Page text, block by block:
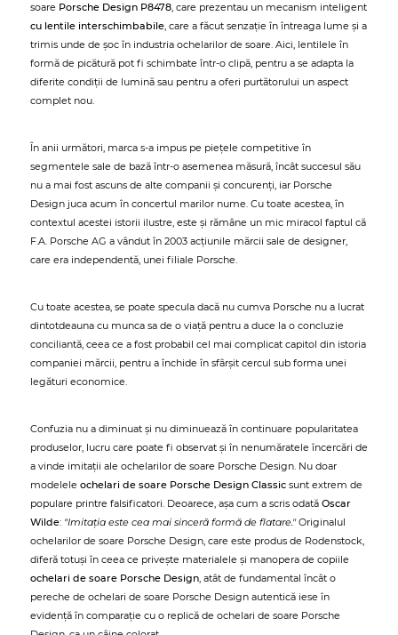
soare Porsche Design P8478, care prezentau un mecanism inteligent
cu lentile interschimbabile, care a făcut senzație în întreaga lume și a
trimis unde de șoc în industria ochelarilor de soare. Aici, lentilele în
formă de picătură pot fi schimbate într-o clipă, pentru a se adapta la
diferite condiții de lumină sau pentru a oferi purtătorului un aspect
complet nou.
În anii următori, marca s-a impus pe piețele competitive în
segmentele sale de bază într-o asemenea măsură, încât succesul său
nu a mai fost ascuns de alte companii și concurenți, iar Porsche
Design juca acum în concertul marilor nume. Cu toate acestea, în
contextul acestei istorii ilustre, este și rămâne un mic miracol faptul că
F.A. Porsche AG a vândut în 2003 acțiunile mărcii sale de designer,
care era independentă, unei filiale Porsche.
Cu toate acestea, se poate specula dacă nu cumva Porsche nu a lucrat
dintotdeauna cu munca sa de o viață pentru a duce la o concluzie
conciliantă, ceea ce a fost probabil cel mai complicat capitol din istoria
companiei mărcii, pentru a închide în sfârșit cercul sub forma unei
legături economice.
Confuzia nu a diminuat și nu diminuează în continuare popularitatea
produselor, lucru care poate fi observat și în nenumăratele încercări de
a vinde imitații ale ochelarilor de soare Porsche Design. Nu doar
modelele ochelari de soare Porsche Design Classic sunt extrem de
populare printre falsificatori. Deoarece, așa cum a scris odată Oscar
Wilde: "Imitația este cea mai sinceră formă de flatare."Originalul
ochelarilor de soare Porsche Design, care este produs de Rodenstock,
diferă totuși în ceea ce privește materialele și manopera de copiile
ochelari de soare Porsche Design, atât de fundamental încât o
pereche de ochelari de soare Porsche Design autentică iese în
evidență în comparație cu o replică de ochelari de soare Porsche